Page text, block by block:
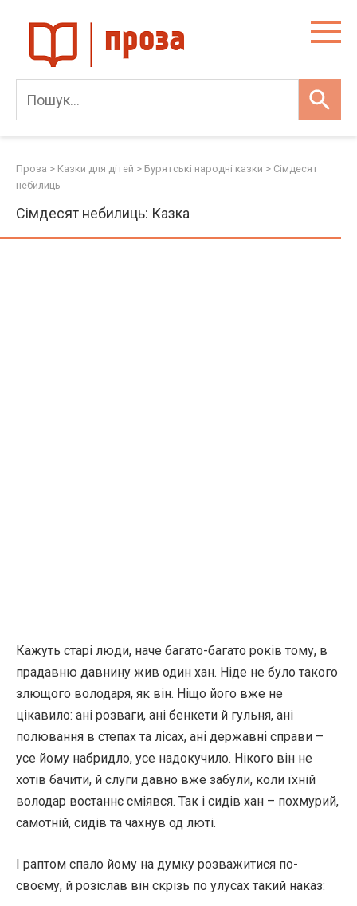
content
Проза > Казки для дітей > Бурятські народні казки > Сімдесят
небилиць
Сімдесят небилиць: Казка
Кажуть старі люди, наче багато-багато років тому, в
прадавню давнину жив один хан. Ніде не було такого
злющого володаря, як він. Ніщо його вже не
цікавило: ані розваги, ані бенкети й гульня, ані
полювання в степах та лісах, ані державні справи –
усе йому набридло, усе надокучило. Нікого він не
хотів бачити, й слуги давно вже забули, коли їхній
володар востаннє сміявся. Так і сидів хан – похмурий,
самотній, сидів та чахнув од люті.
І раптом спало йому на думку розважитися по-
своєму, й розіслав він скрізь по улусах такий наказ: